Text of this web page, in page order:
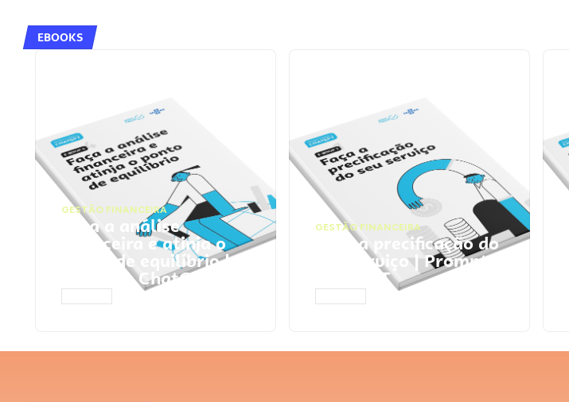
EBOOKS
GESTÃO FINANCEIRA
Faça a análise
financeira e atinja o
ponto de equilíbrio |
Prompts ChatGPT
GESTÃO FINANCEIRA
Faça a precificação do
seu serviço | Prompts
ChatGPT